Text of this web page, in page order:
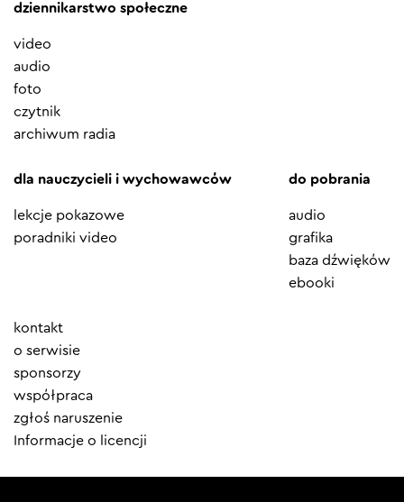
dziennikarstwo społeczne
video
audio
foto
czytnik
archiwum radia
dla nauczycieli i wychowawców
lekcje pokazowe
poradniki video
do pobrania
audio
grafika
baza dźwięków
ebooki
Element
menu
kontakt
o serwisie
sponsorzy
współpraca
zgłoś naruszenie
Informacje o licencji